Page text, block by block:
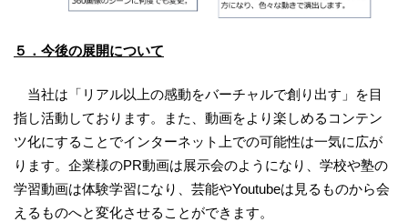
５．今後の展開について
当社は「リアル以上の感動をバーチャルで創り出す」を目
指し活動しております。また、動画をより楽しめるコンテン
ツ化にすることでインターネット上での可能性は一気に広が
ります。企業様のPR動画は展示会のようになり、学校や塾の
学習動画は体験学習になり、芸能やYoutubeは見るものから会
えるものへと変化させることができます。